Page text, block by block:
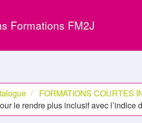
Formations FM2J
FORMATIONS COURTES
le rendre plus inclusif avec l’indice